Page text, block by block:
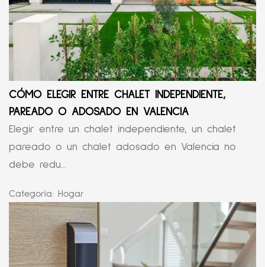
CÓMO ELEGIR ENTRE CHALET INDEPENDIENTE,
PAREADO O ADOSADO EN VALENCIA
Elegir entre un chalet independiente, un chalet
pareado o un chalet adosado en Valencia no
debe redu...
Categoría: Hogar